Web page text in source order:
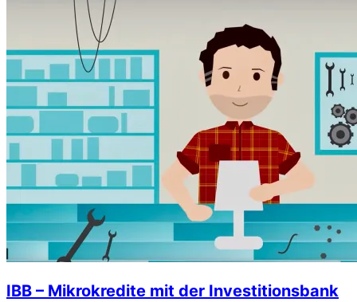
IBB – Mikrokredite mit der Investitionsbank